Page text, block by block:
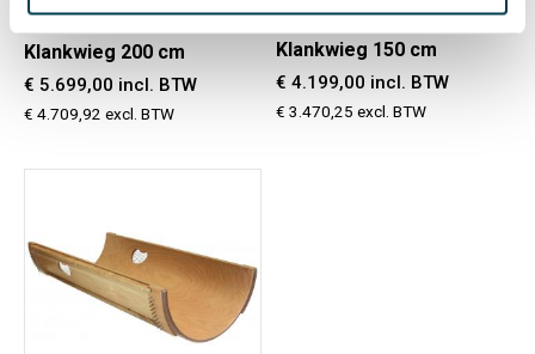
Klankwieg 200 cm
€ 5.699,00 incl. BTW
€ 4.709,92 excl. BTW
Klankwieg 150 cm
€ 4.199,00 incl. BTW
€ 3.470,25 excl. BTW